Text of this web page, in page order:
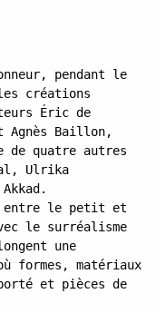
pendant le
créations
Éric de
Agnès Baillon,
quatre autres
Ulrika
entre le petit et
le surréalisme
une
formes, matériaux
et pièces de